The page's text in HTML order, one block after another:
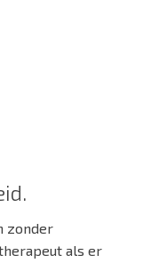
zonder
als er